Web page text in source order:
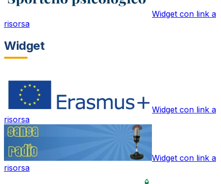
Widget con link a
risorsa
Widget
Widget con link a
risorsa
Widget con link a
risorsa